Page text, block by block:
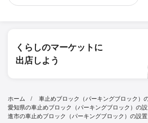
くらしのマーケットに
出店しよう
ホーム
車止めブロック（パーキングブロック）
愛知県の車止めブロック（パーキングブロック）の
進市の車止めブロック（パーキングブロック）の設